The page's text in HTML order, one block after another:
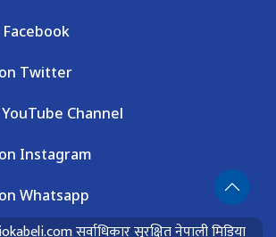
Twitter
Channel
Instagram
Whatsapp
सर्वाधिकार सुरक्षित नेपाली मिडिया